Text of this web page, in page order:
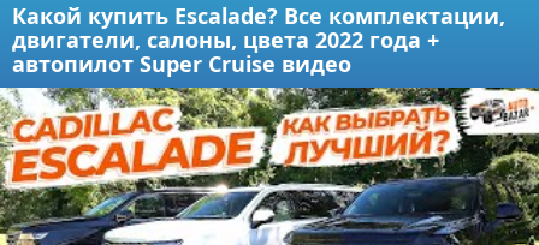
Какой купить Escalade? Все комплектации,
двигатели, салоны, цвета 2022 года +
автопилот Super Cruise видео